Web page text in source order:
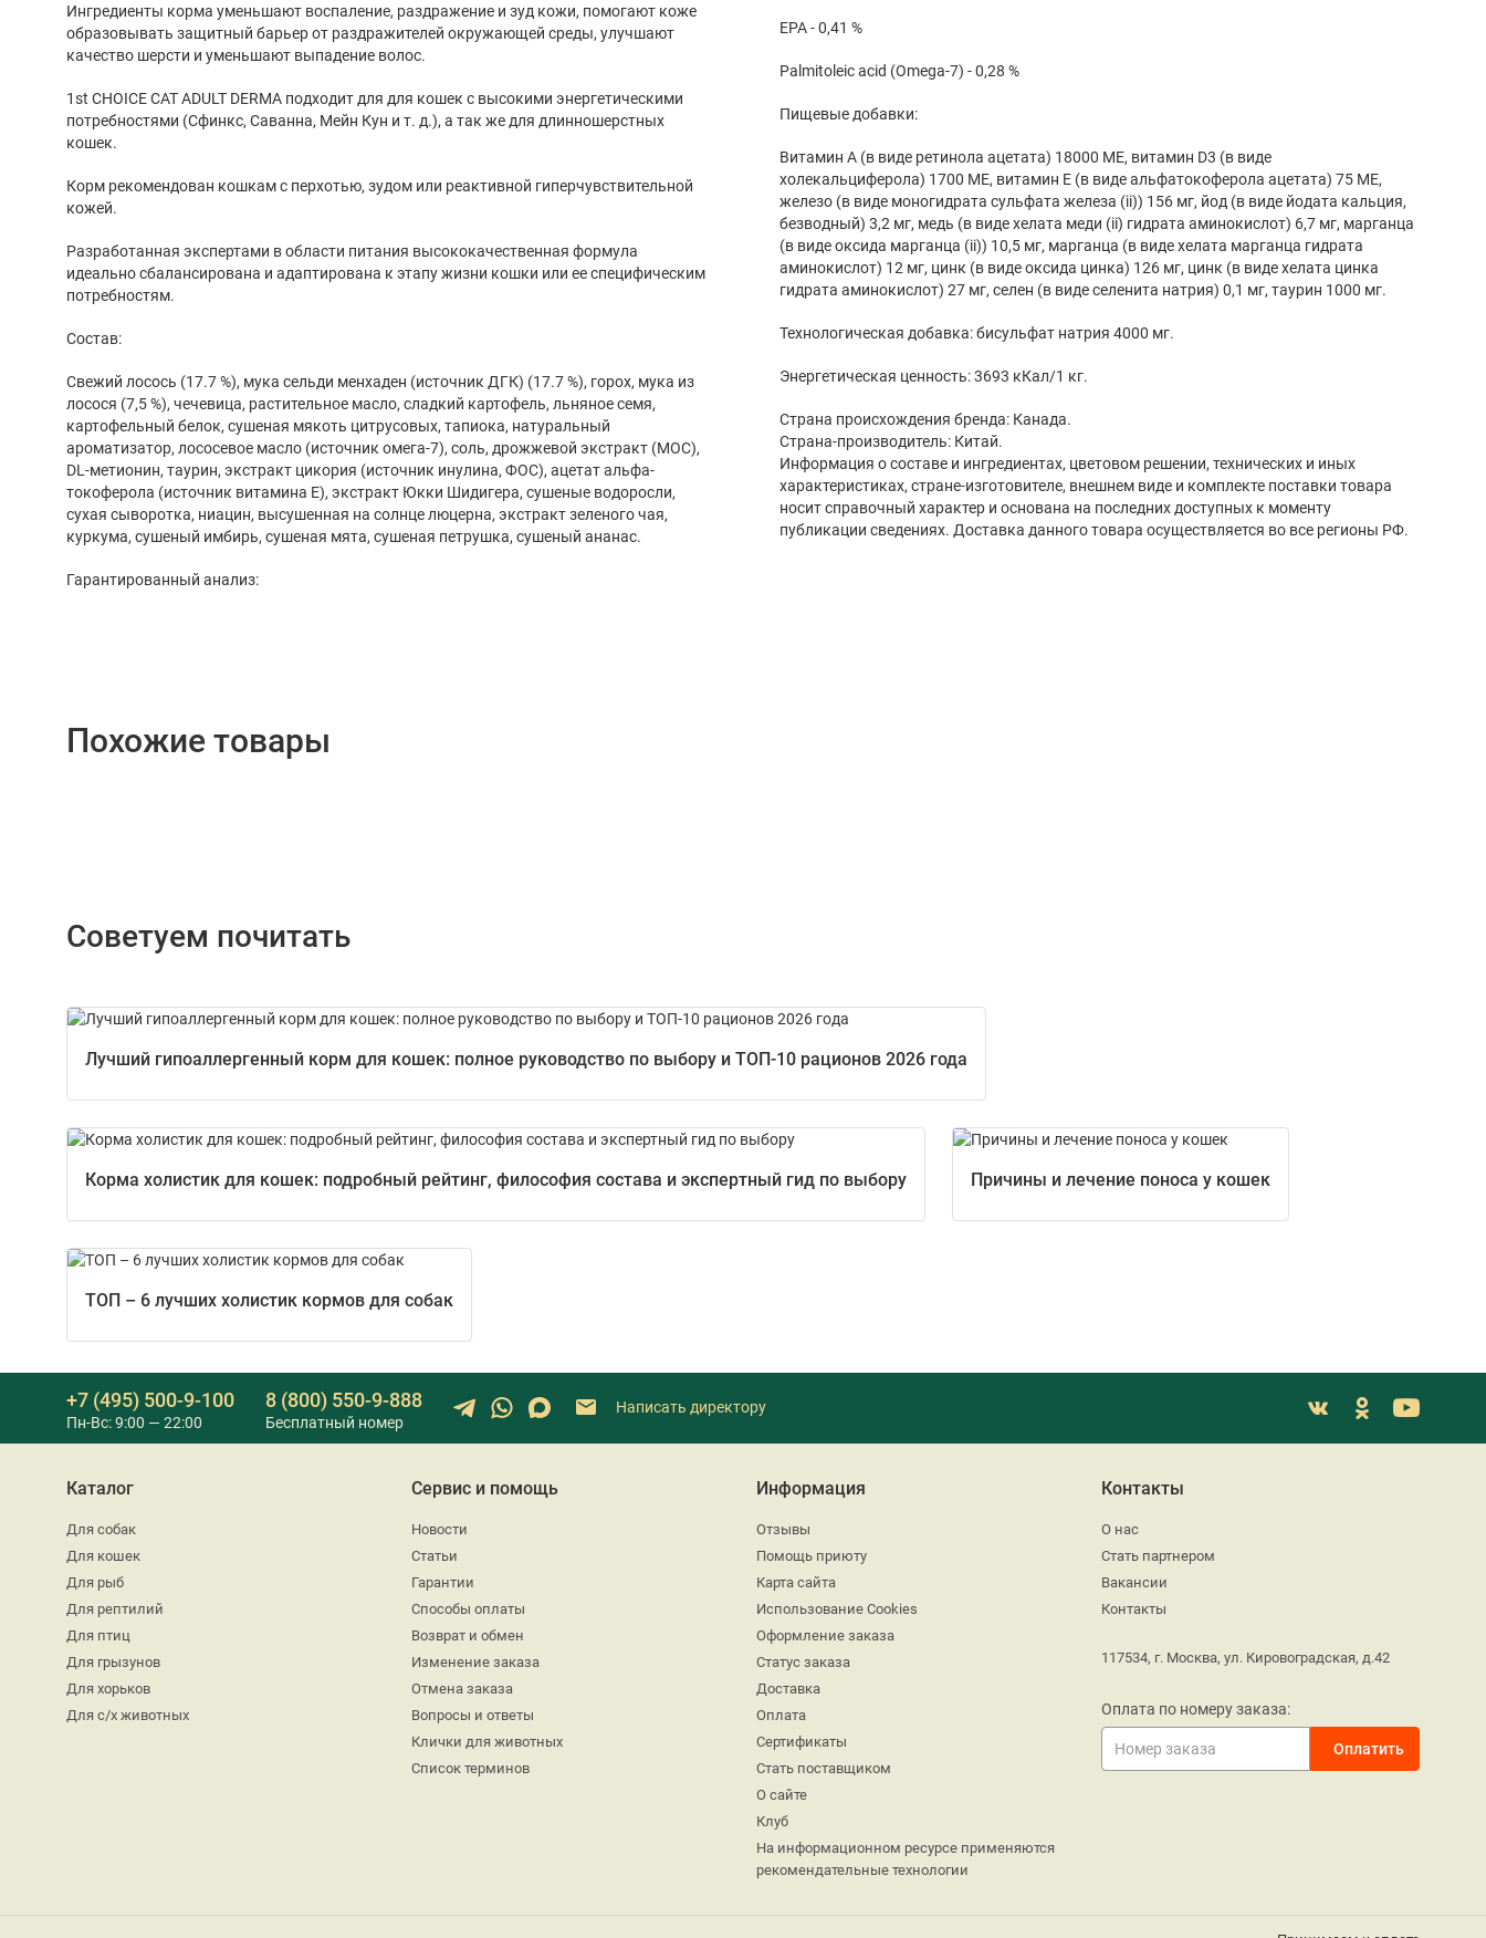
Ингредиенты корма уменьшают воспаление, раздражение и зуд кожи, помогают коже
образовывать защитный барьер от раздражителей окружающей среды, улучшают
качество шерсти и уменьшают выпадение волос.
1st CHOICE CAT ADULT DERMA подходит для для кошек с высокими энергетическими
потребностями (Сфинкс, Саванна, Мейн Кун и т. д.), а так же для длинношерстных
кошек.
Корм рекомендован кошкам с перхотью, зудом или реактивной гиперчувствительной
кожей.
Разработанная экспертами в области питания высококачественная формула
идеально сбалансирована и адаптирована к этапу жизни кошки или ее специфическим
потребностям.
Состав:
Свежий лосось (17.7 %), мука сельди менхаден (источник ДГК) (17.7 %), горох, мука из
лосося (7,5 %), чечевица, растительное масло, сладкий картофель, льняное семя,
картофельный белок, сушеная мякоть цитрусовых, тапиока, натуральный
ароматизатор, лососевое масло (источник омега-7), соль, дрожжевой экстракт (МОС),
DL-метионин, таурин, экстракт цикория (источник инулина, ФОС), ацетат альфа-
токоферола (источник витамина Е), экстракт Юкки Шидигера, сушеные водоросли,
сухая сыворотка, ниацин, высушенная на солнце люцерна, экстракт зеленого чая,
куркума, сушеный имбирь, сушеная мята, сушеная петрушка, сушеный ананас.
Гарантированный анализ:
EPA - 0,41 %
Palmitoleic acid (Omega-7) - 0,28 %
Пищевые добавки:
Витамин A (в виде ретинола ацетата) 18000 МЕ, витамин D3 (в виде
холекальциферола) 1700 МЕ, витамин E (в виде альфатокоферола ацетата) 75 МЕ,
железо (в виде моногидрата сульфата железа (ii)) 156 мг, йод (в виде йодата кальция,
безводный) 3,2 мг, медь (в виде хелата меди (ii) гидрата аминокислот) 6,7 мг, марганца
(в виде оксида марганца (ii)) 10,5 мг, марганца (в виде хелата марганца гидрата
аминокислот) 12 мг, цинк (в виде оксида цинка) 126 мг, цинк (в виде хелата цинка
гидрата аминокислот) 27 мг, селен (в виде селенита натрия) 0,1 мг, таурин 1000 мг.
Технологическая добавка: бисульфат натрия 4000 мг.
Энергетическая ценность: 3693 кКал/1 кг.
Страна происхождения бренда: Канада.
Страна-производитель: Китай.
Информация о составе и ингредиентах, цветовом решении, технических и иных
характеристиках, стране-изготовителе, внешнем виде и комплекте поставки товара
носит справочный характер и основана на последних доступных к моменту
публикации сведениях. Доставка данного товара осуществляется во все регионы РФ.
Похожие товары
Советуем почитать
Лучший гипоаллергенный корм для кошек: полное руководство по выбору и ТОП-10 рационов 2026 года
Корма холистик для кошек: подробный рейтинг, философия состава и экспертный гид по выбору Причины и лечение поноса у кошек
ТОП – 6 лучших холистик кормов для собак
+7 (495) 500-9-100
Пн-Вс: 9:00 — 22:00
8 (800) 550-9-888
Бесплатный номер
Написать директору
Каталог
Для собак
Для кошек
Для рыб
Для рептилий
Для птиц
Для грызунов
Для хорьков
Для с/х животных
Сервис и помощь
Новости
Статьи
Гарантии
Способы оплаты
Возврат и обмен
Изменение заказа
Отмена заказа
Вопросы и ответы
Клички для животных
Список терминов
Информация
Отзывы
Помощь приюту
Карта сайта
Использование Cookies
Оформление заказа
Статус заказа
Доставка
Оплата
Сертификаты
Стать поставщиком
О сайте
Клуб
На информационном ресурсе применяются
рекомендательные технологии
Контакты
О нас
Стать партнером
Вакансии
Контакты
117534, г. Москва, ул. Кировоградская, д.42
Оплата по номеру заказа: